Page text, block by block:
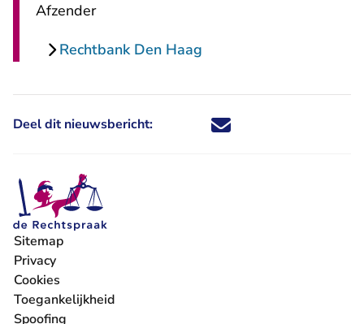
Afzender
Rechtbank Den Haag
Deel dit nieuwsbericht: Deel dit nieuwsbericht via X -
Deel dit nieuwsbericht via
Deel dit nieuwsbericht
Deel dit
Sitemap
Privacy
Cookies
Toegankelijkheid
Spoofing